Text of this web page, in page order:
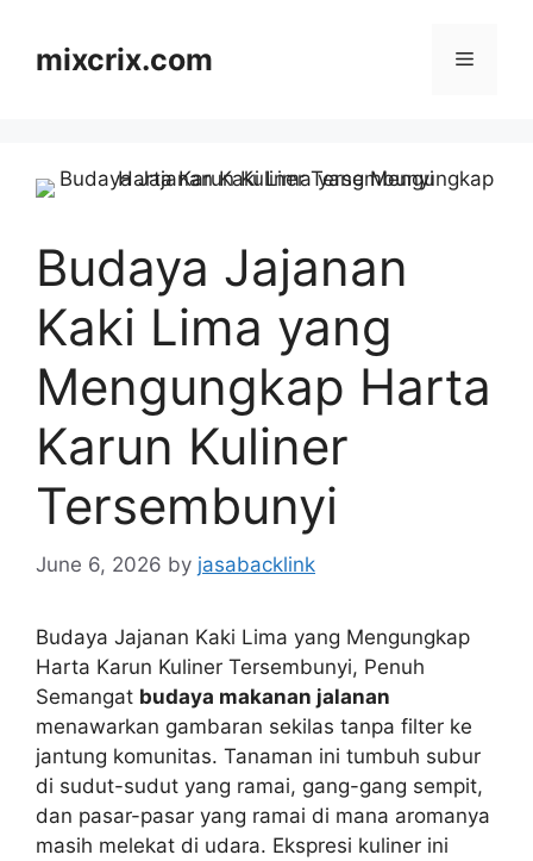
contentmixcrix.com Menu
Budaya Jajanan
Kaki Lima yang
Mengungkap Harta
Karun Kuliner
Tersembunyi
June 6, 2026 by jasabacklink
Budaya Jajanan Kaki Lima yang Mengungkap
Harta Karun Kuliner Tersembunyi, Penuh
Semangat budaya makanan jalanan
menawarkan gambaran sekilas tanpa filter ke
jantung komunitas. Tanaman ini tumbuh subur
di sudut-sudut yang ramai, gang-gang sempit,
dan pasar-pasar yang ramai di mana aromanya
masih melekat di udara. Ekspresi kuliner ini